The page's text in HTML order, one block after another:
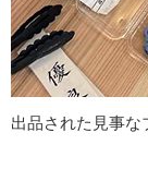
出品された見事な